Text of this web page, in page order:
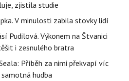
zjistila studie
V minulosti zabila stovky lidí
Pudilová. Výkonem na Štvanici
i zesnulého bratra
Příběh za nimi překvapí víc
samotná hudba